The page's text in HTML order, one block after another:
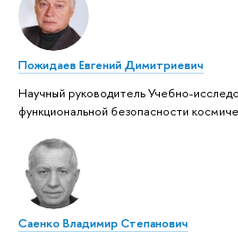
Пожидаев Евгений Димитриевич
Научный руководитель Учебно-
функциональной безопасности
Саенко Владимир Степанович